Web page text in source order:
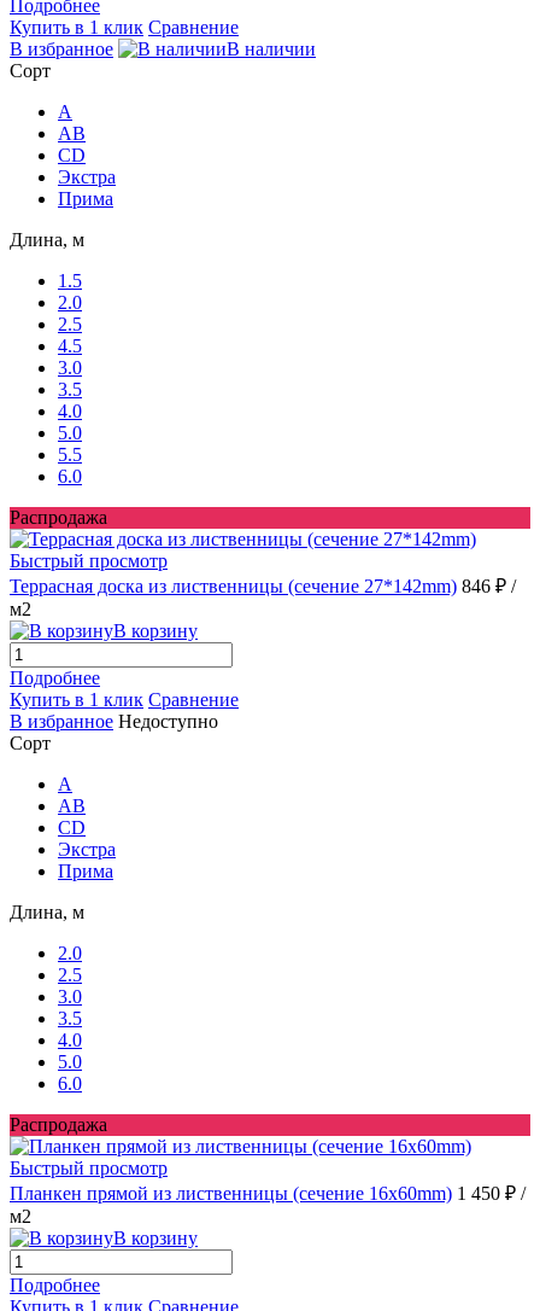
Подробнее
Купить в 1 клик Сравнение
В избранное
В наличии
Сорт
A
AB
CD
Экстра
Прима
Длина, м
1.5
2.0
2.5
4.5
3.0
3.5
4.0
5.0
5.5
6.0
Распродажа
Быстрый просмотр
Террасная доска из лиственницы (сечение 27*142mm) 846 ₽ /
м2
В корзину
Подробнее
Купить в 1 клик Сравнение
В избранное Недоступно
Сорт
A
AB
CD
Экстра
Прима
Длина, м
2.0
2.5
3.0
3.5
4.0
5.0
6.0
Распродажа
Быстрый просмотр
Планкен прямой из лиственницы (сечение 16х60mm) 1 450 ₽ /
м2
В корзину
Подробнее
Купить в 1 клик Сравнение